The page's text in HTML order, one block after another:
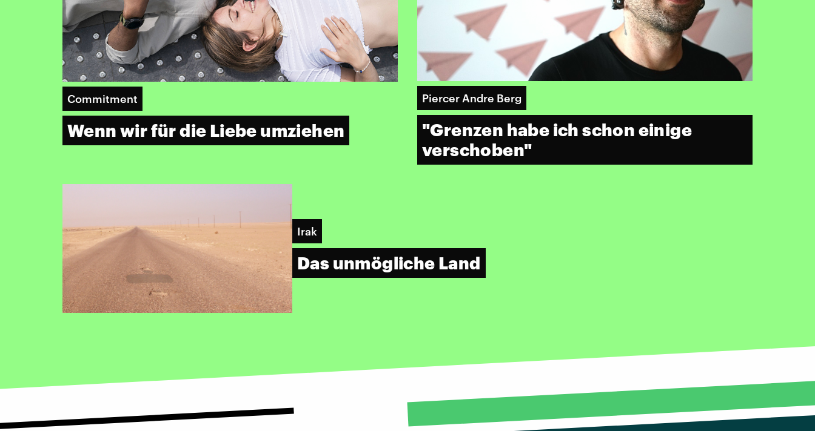
Commitment
Wenn wir für die Liebe umziehen
Piercer Andre Berg
"Grenzen habe ich schon einige
verschoben"
Irak
Das unmögliche Land